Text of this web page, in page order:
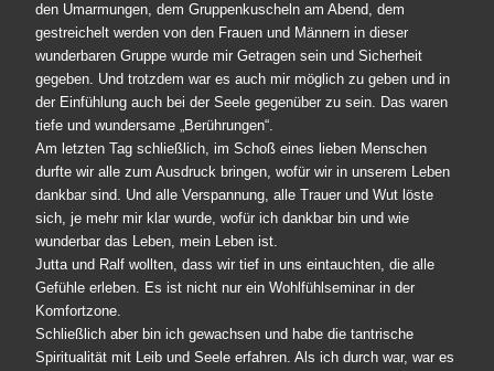
den Umarmungen, dem Gruppenkuscheln am Abend, dem
gestreichelt werden von den Frauen und Männern in dieser
wunderbaren Gruppe wurde mir Getragen sein und Sicherheit
gegeben. Und trotzdem war es auch mir möglich zu geben und in
der Einfühlung auch bei der Seele gegenüber zu sein. Das waren
tiefe und wundersame „Berührungen“.
Am letzten Tag schließlich, im Schoß eines lieben Menschen
durfte wir alle zum Ausdruck bringen, wofür wir in unserem Leben
dankbar sind. Und alle Verspannung, alle Trauer und Wut löste
sich, je mehr mir klar wurde, wofür ich dankbar bin und wie
wunderbar das Leben, mein Leben ist.
Jutta und Ralf wollten, dass wir tief in uns eintauchten, die alle
Gefühle erleben. Es ist nicht nur ein Wohlfühlseminar in der
Komfortzone.
Schließlich aber bin ich gewachsen und habe die tantrische
Spiritualität mit Leib und Seele erfahren. Als ich durch war, war es